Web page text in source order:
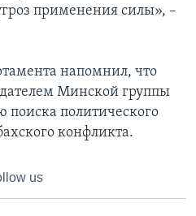
применения силы», –
напомнил, что
Минской группы
поиска политического
конфликта.
us